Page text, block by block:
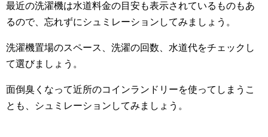
最近の洗濯機は水道料金の目安も表示されているものもあ
るので、忘れずにシュミレーションしてみましょう。
洗濯機置場のスペース、洗濯の回数、水道代をチェックし
て選びましょう。
面倒臭くなって近所のコインランドリーを使ってしまうこ
とも、シュミレーションしてみましょう。